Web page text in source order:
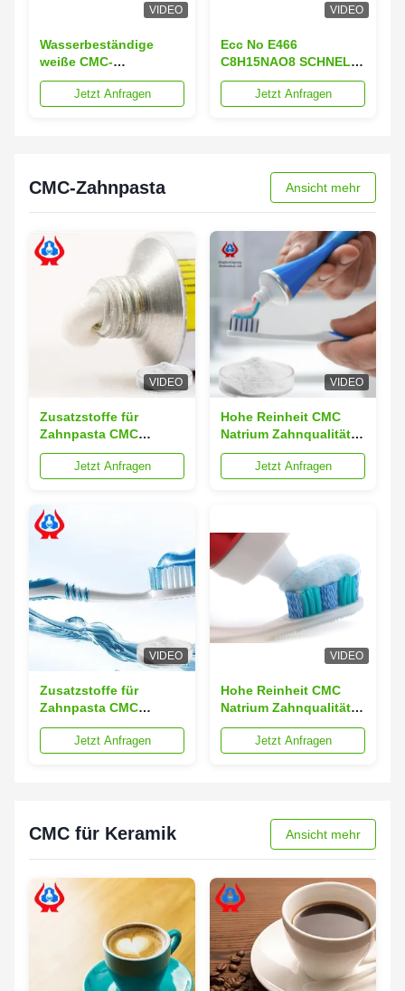
VIDEO
Wasserbeständige
weiße CMC-
Beschichtung D.S. 0,8-
0,9 für industrielle
Jetzt Anfragen
VIDEO
Ecc No E466
C8H15NAO8 SCHNELL
LÖSLICHKEIT
Reichweite 10-12
Jetzt Anfragen
CMC-Zahnpasta Ansicht mehr
VIDEO
Zusatzstoffe für
Zahnpasta CMC
Industrie-
Natriumcarboxymethylcellulose
Jetzt Anfragen
VIDEO
Hohe Reinheit CMC
Natrium Zahnqualität
Natrium
Carboxymethylcellulose
Jetzt Anfragen
VIDEO
Zusatzstoffe für
Zahnpasta CMC
Industrie-
Natriumcarboxymethylcellulose
Jetzt Anfragen
VIDEO
Hohe Reinheit CMC
Natrium Zahnqualität
Jetzt Anfragen
CMC für Keramik Ansicht mehr